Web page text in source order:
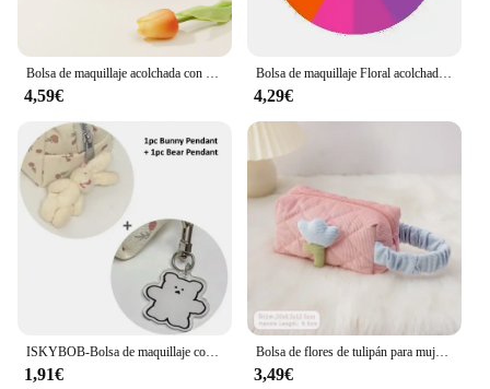
4,59€
Bolsa de maquillaje Floral acolchada con cremallera, organizador de almacenamiento de flores con estampado bonito, accesorio de maquillaje, bolsa de aseo, bolsa de cosméticos de gran capacidad
4,29€
1,91€
Bolsa de flores de tulipán para mujer, bolsa de cosméticos de viaje de gran capacidad, bolsas de PANA con cremallera, almacenamiento portátil, organizador de maquillaje
3,49€